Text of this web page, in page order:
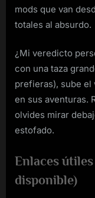
mods que van
totales al absurdo.
¿Mi veredicto
con una taza
prefieras), sube el
en sus aventuras.
olvides mirar
estofado.
Enlaces
disponible)